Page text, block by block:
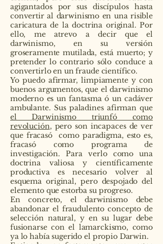
agigantados por sus discípulos hasta
convertir al darwinismo en una risible
caricatura de la doctrina original. Por
ello, me atrevo a decir que el
darwinismo, en su versión
groseramente mutilada, está muerto; y
pretender lo contrario sólo conduce a
convertirlo en un fraude científico.
Yo puedo afirmar, limpiamente y con
buenos argumentos, que el darwinismo
moderno es un fantasma ó un cadáver
ambulante. Sus paladines afirman que
el Darwinismo triunfó como
revolución, pero son incapaces de ver
que fracasó como paradigma, esto es,
fracasó como programa de
investigación. Para verlo como una
doctrina valiosa y científicamente
productiva es necesario volver al
esquema original, pero despojado del
elemento que estorba su progreso.
En concreto, el darwinismo debe
abandonar el fraudulento concepto de
selección natural, y en su lugar debe
fusionarse con el lamarckismo, como
ya lo había sugerido el propio Darwin.